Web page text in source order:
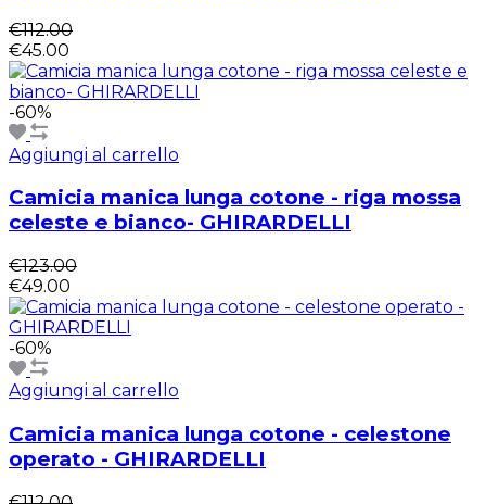
€112.00
€45.00
-60%
Aggiungi al carrello
Camicia manica lunga cotone - riga mossa
celeste e bianco- GHIRARDELLI
€123.00
€49.00
-60%
Aggiungi al carrello
Camicia manica lunga cotone - celestone
operato - GHIRARDELLI